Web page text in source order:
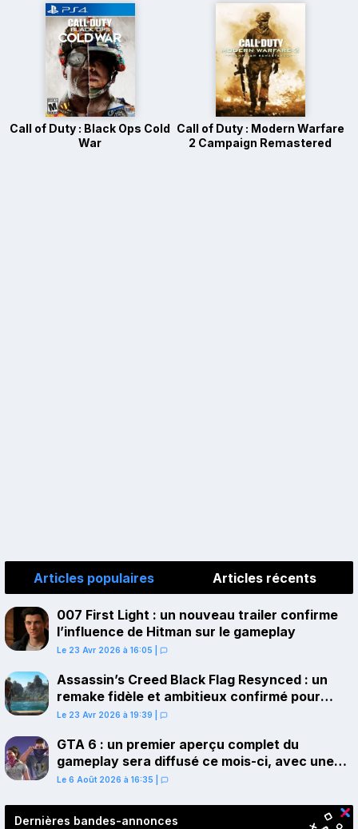
Call of Duty : Black Ops Cold
War
Call of Duty : Modern Warfare
2 Campaign Remastered
Articles populaires Articles récents
007 First Light : un nouveau trailer confirme
l’influence de Hitman sur le gameplay
Le 23 Avr 2026 à 16:05
Assassin’s Creed Black Flag Resynced : un
remake fidèle et ambitieux confirmé pour
juillet sur PS5
Le 23 Avr 2026 à 19:39
GTA 6 : un premier aperçu complet du
gameplay sera diffusé ce mois-ci, avec une
avant-première sur Netflix
Le 6 Août 2026 à 16:35
Dernières bandes-annonces